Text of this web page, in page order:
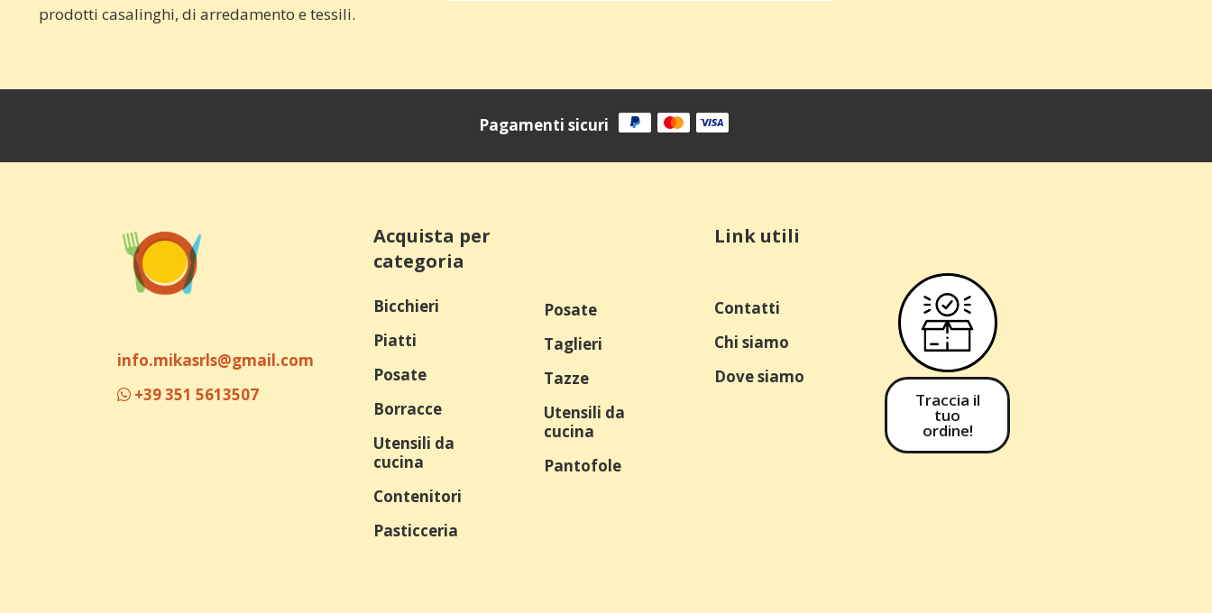
prodotti casalinghi, di arredamento e tessili.
Pagamenti sicuri
info.mikasrls@gmail.com
+39 351 5613507
Acquista per
categoria
Bicchieri
Piatti
Posate
Borracce
Utensili da
cucina
Contenitori
Pasticceria
Posate
Taglieri
Tazze
Utensili da
cucina
Pantofole
Link utili
Contatti
Chi siamo
Dove siamo
Traccia il
tuo
ordine!